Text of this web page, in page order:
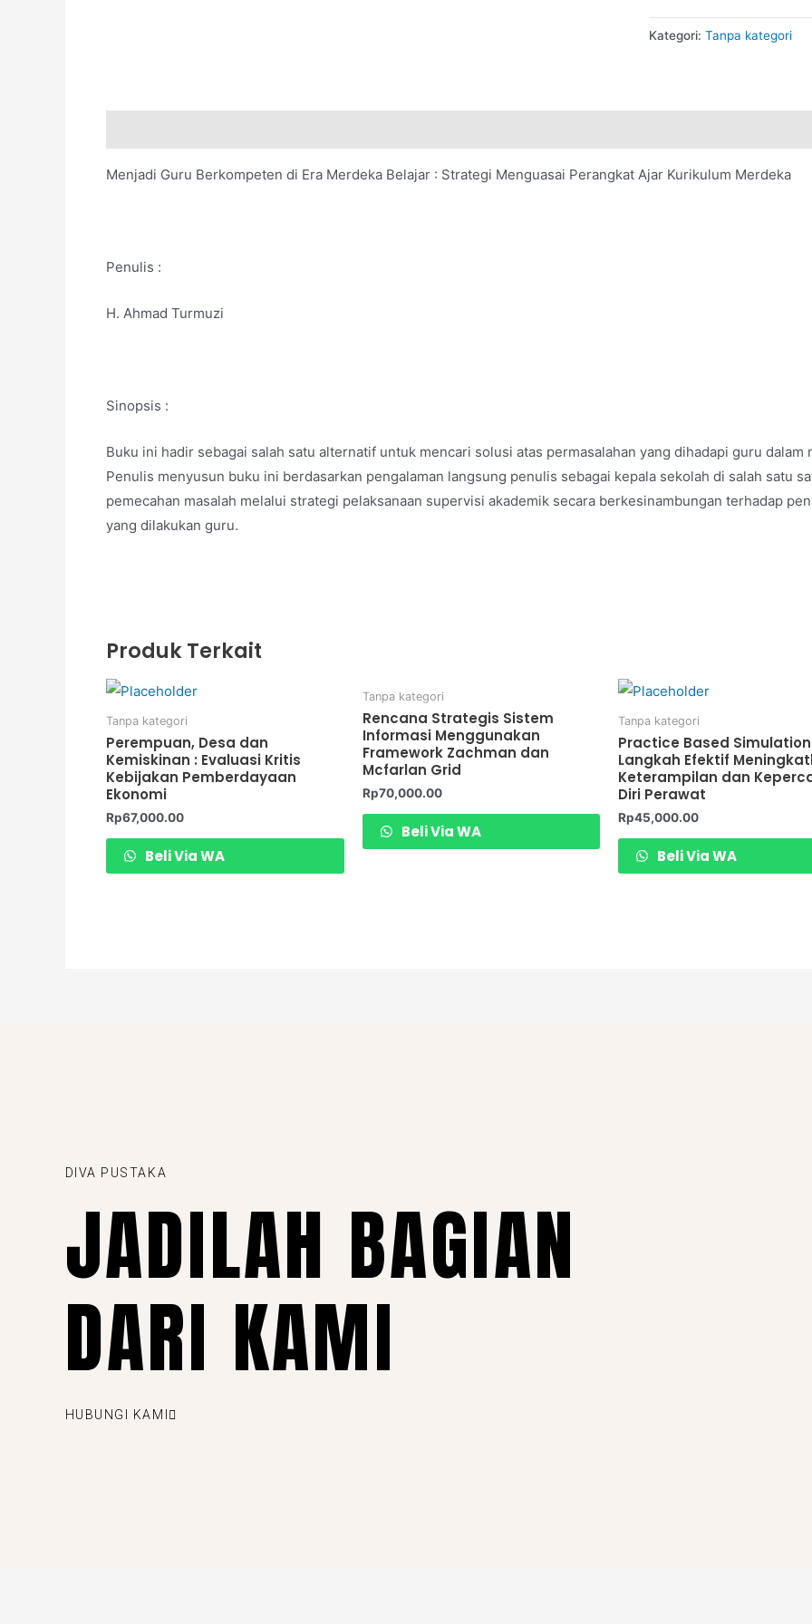
Kategori:Tanpa kategori
Menjadi Guru Berkompeten di Era Merdeka Belajar : Strategi Menguasai Perangkat Ajar Kurikulum Merdeka
Penulis :
H. Ahmad Turmuzi
Sinopsis :
Buku ini hadir sebagai salah satu alternatif untuk mencari solusi atas permasalahan yang dihadapi guru
Penulis menyusun buku ini berdasarkan pengalaman langsung penulis sebagai kepala sekolah di salah satu
pemecahan masalah melalui strategi pelaksanaan supervisi akademik secara berkesinambungan terhadap
yang dilakukan guru.
Produk Terkait
Tanpa kategori
Perempuan, Desa dan
Kemiskinan : Evaluasi Kritis
Kebijakan Pemberdayaan
Ekonomi
Rp67,000.00
Beli Via WA
Tanpa kategori
Rencana Strategis Sistem
Informasi Menggunakan
Framework Zachman dan
Mcfarlan Grid
Rp70,000.00
Beli Via WA
Tanpa kategori
Practice Based Simulation
Langkah Efektif
Keterampilan dan
Diri Perawat
Rp45,000.00
Beli Via WA
DIVA PUSTAKA
JADILAH BAGIAN
DARI KAMI
HUBUNGI KAMI